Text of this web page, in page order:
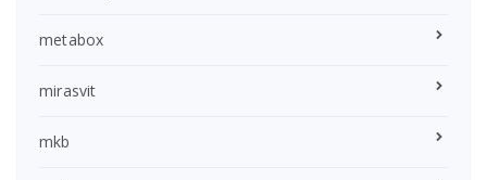
metabox
mirasvit
mkb